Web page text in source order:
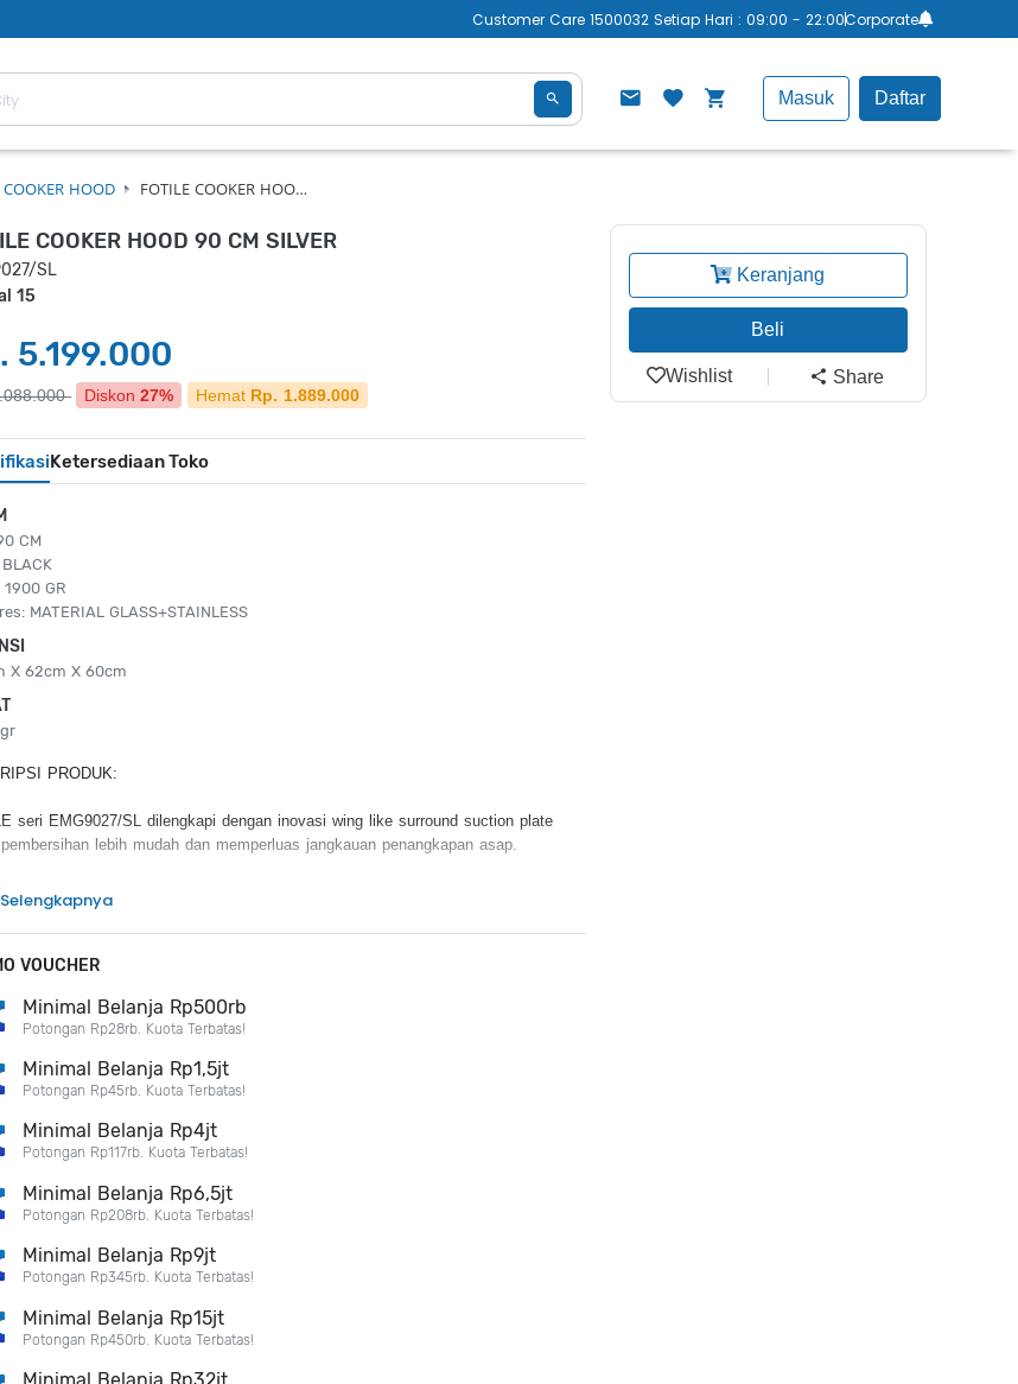
Customer Care 1500032 Setiap Hari : 09:00 - 22:00Corporate
Masuk Daftar
COOKER HOOD FOTILE COOKER HOO…
COOKER HOOD 90 CM SILVER
SL
15
5.199.000
Diskon 27% Hemat Rp. 1.889.000
Ketersediaan Toko
CM
1900 GR
MATERIAL GLASS+STAINLESS
X 62cm X 60cm
PRODUK:
seri EMG9027/SL dilengkapi dengan inovasi wing like surround suction plate
lebih mudah dan memperluas jangkauan penangkapan asap.
PRODUK:
Inovasi wing like surround suction plate
Turbo System
Easy Cleaning
Rounded Edge
VOUCHER
Minimal Belanja Rp500rb
Potongan Rp28rb. Kuota Terbatas!
Minimal Belanja Rp1,5jt
Potongan Rp45rb. Kuota Terbatas!
Minimal Belanja Rp4jt
Potongan Rp117rb. Kuota Terbatas!
Minimal Belanja Rp6,5jt
Potongan Rp208rb. Kuota Terbatas!
Minimal Belanja Rp9jt
Potongan Rp345rb. Kuota Terbatas!
Minimal Belanja Rp15jt
Potongan Rp450rb. Kuota Terbatas!
Keranjang
Beli
Wishlist Share